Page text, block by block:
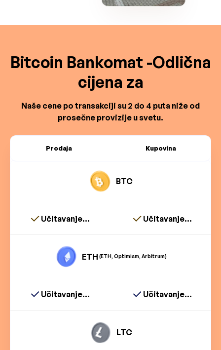
Bitcoin Bankomat -Odlična
cijena za
Naše cene po transakciji su 2 do 4 puta niže od
prosečne provizije u svetu.
Prodaja Kupovina
BTC
Učitavanje... Učitavanje...
ETH (ETH, Optimism, Arbitrum)
Učitavanje... Učitavanje...
LTC